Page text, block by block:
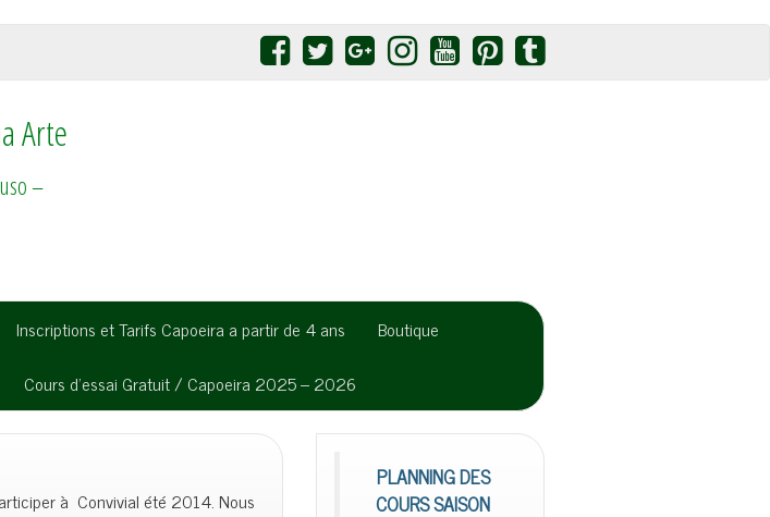
Arte
–
Inscriptions et Tarifs Capoeira a partir de 4 ans
Boutique
Cours d’essai Gratuit / Capoeira 2025 – 2026
à Convivial été 2014. Nous
PLANNING DES
COURS SAISON